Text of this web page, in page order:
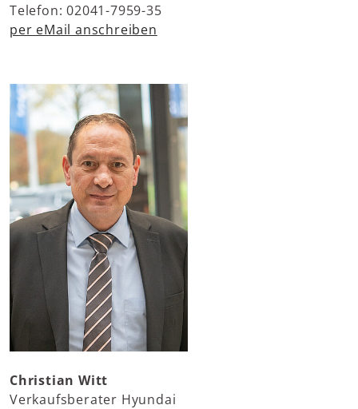
Telefon: 02041-7959-35
per eMail anschreiben
Christian Witt
Verkaufsberater Hyundai